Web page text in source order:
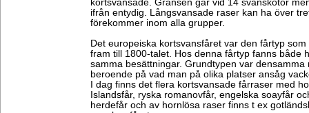
kortsvansade. Gränsen går vid 14 svanskotor
ifrån entydig. Långsvansade raser kan ha över
förekommer inom alla grupper.
Det europeiska kortsvansfåret var den fårtyp
fram till 1800-talet. Hos denna fårtyp fanns både
samma besättningar. Grundtypen var
beroende på vad man på olika platser ansåg
I dag finns det flera kortsvansade fårraser med
Islandsfår, ryska romanovfår, engelska soayfår
herdefår och av hornlösa raser finns t ex